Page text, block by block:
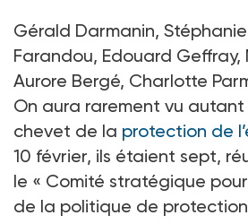
Gérald Darmanin,
Farandou, Edouard Geffray,
Aurore Bergé, Charlotte
On aura rarement vu autant
chevet de la protection de
10 février, ils étaient sept,
le « Comité stratégique
de la politique de protection